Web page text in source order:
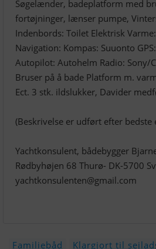
Søgelænder, badeplatform med
fortøjninger, lænser pumpe,
Indenbords: Toilet Elektrisk
Navigation: Kompas: Suuonto
Autopilot: Autohelm Radio: Sony/
Bruser på å bade Platform m.
Ect. 3 stk. ildslukker, Davider
(Beskrivelse er udført efter
Yachtkonsulent, bådebygger
Rødbyhøjen 68 Thurø- DK-5700
yachtkonsulenten@gmail.com
Familiebåd Klargjort til